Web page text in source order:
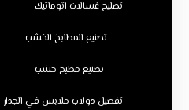
تصليح غسالات اتوماتيك
تصنيع المطابخ الخشب
تصنيع مطبخ خشب
تفصيل دولاب ملابس في الجدار